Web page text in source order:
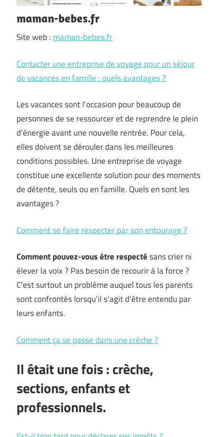
maman-bebes.fr
Site web :maman-bebes.fr
Contacter une entreprise de voyage pour un séjour
de vacances en famille : quels avantages ?
Les vacances sont l’occasion pour beaucoup de
personnes de se ressourcer et de reprendre le plein
d’énergie avant une nouvelle rentrée. Pour cela,
elles doivent se dérouler dans les meilleures
conditions possibles. Une entreprise de voyage
constitue une excellente solution pour des moments
de détente, seuls ou en famille. Quels en sont les
avantages ?
Comment se faire respecter par son entourage ?
Comment pouvez-vous être respectésans crier ni
élever la voix ? Pas besoin de recourir à la force ?
C’est surtout un problème auquel tous les parents
sont confrontés lorsqu’il s’agit d’être entendu par
leurs enfants.
Comment ça se passe dans une crèche ?
Il était une fois : crèche,
sections, enfants et
professionnels.